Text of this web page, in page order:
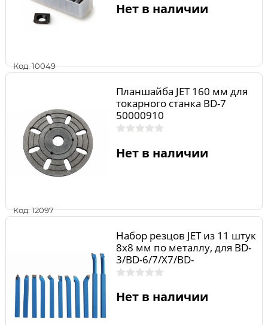
Код: 10049
Нет в наличии
Код: 12097
Планшайба JET 160 мм для
токарного станка BD-7
50000910
Нет в наличии
Набор резцов JET из 11 штук
8х8 мм по металлу, для BD-
3/BD-6/7/X7/BD-
8A/9G/920/11 59500022
Нет в наличии